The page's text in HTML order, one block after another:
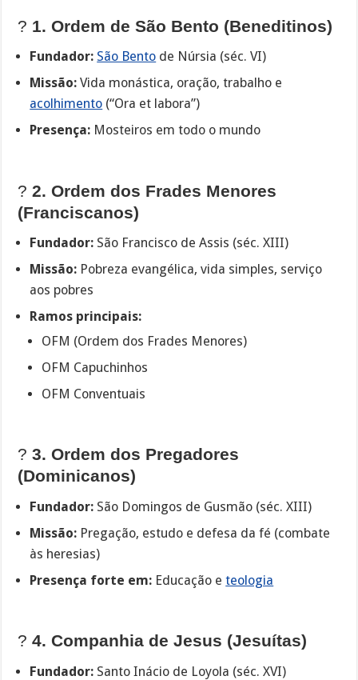
? 1. Ordem de São Bento (Beneditinos)
Fundador: São Bento de Núrsia (séc. VI)
Missão: Vida monástica, oração, trabalho e
acolhimento (“Ora et labora”)
Presença: Mosteiros em todo o mundo
? 2. Ordem dos Frades Menores
(Franciscanos)
Fundador: São Francisco de Assis (séc. XIII)
Missão: Pobreza evangélica, vida simples, serviço
aos pobres
Ramos principais:
OFM (Ordem dos Frades Menores)
OFM Capuchinhos
OFM Conventuais
?3. Ordem dos Pregadores
(Dominicanos)
Fundador: São Domingos de Gusmão (séc. XIII)
Missão: Pregação, estudo e defesa da fé (combate
às heresias)
Presença forte em: Educação eteologia
?4. Companhia de Jesus (Jesuítas)
Fundador: Santo Inácio de Loyola (séc. XVI)